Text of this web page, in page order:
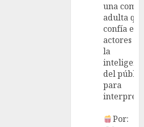
una
adulta
confía en
actores y
la
del
para
Por: